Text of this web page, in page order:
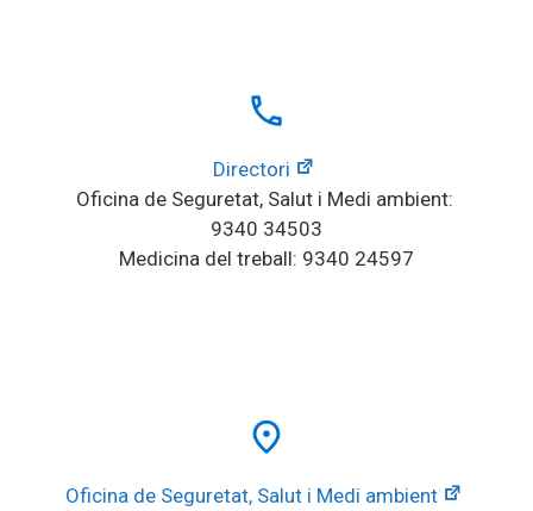
local_phone
Directori
Oficina de Seguretat, Salut i Medi ambient:
9340 34503
Medicina del treball: 9340 24597
place
Oficina de Seguretat, Salut i Medi ambient